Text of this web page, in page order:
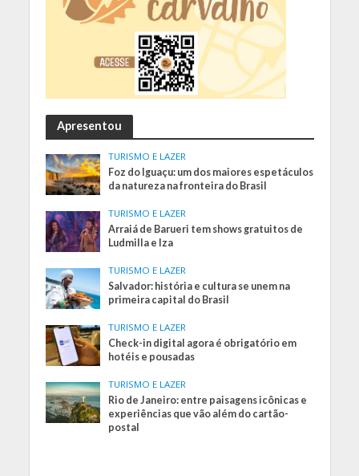
Apresentou
TURISMO E LAZER
Foz do Iguaçu: um dos maiores espetáculos
da natureza na fronteira do Brasil
TURISMO E LAZER
Arraiá de Barueri tem shows gratuitos de
Ludmilla e Iza
TURISMO E LAZER
Salvador: história e cultura se unem na
primeira capital do Brasil
TURISMO E LAZER
Check-in digital agora é obrigatório em
hotéis e pousadas
TURISMO E LAZER
Rio de Janeiro: entre paisagens icônicas e
experiências que vão além do cartão-
postal